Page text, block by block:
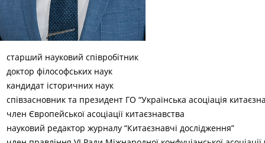
старший науковий співробітник
доктор філософських наук
кандидат історичних наук
співзасновник та президент ГО “Українська асоціація
член Європейської асоціації китаєзнавства
науковий редактор журналу “Китаєзнавчі дослідження”